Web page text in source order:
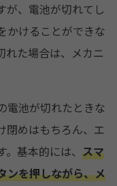
が、電池が切れてし
かけることができな
れた場合は、メカニ
電池が切れたときな
閉めはもちろん、エ
基本的には、 スマ
ンを押しながら、メ